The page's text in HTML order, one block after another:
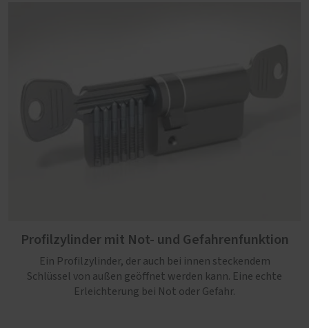
Profilzylinder mit Not- und Gefahrenfunktion
Ein Profilzylinder, der auch bei innen steckendem
Schlüssel von außen geöffnet werden kann. Eine echte
Erleichterung bei Not oder Gefahr.